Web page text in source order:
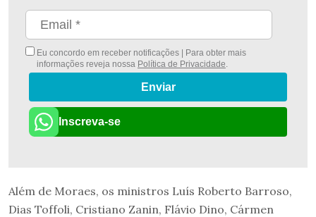
Eu concordo em receber notificações | Para obter mais
informações reveja nossa Política de Privacidade.
Enviar
Inscreva-se
Além de Moraes, os ministros Luís Roberto Barroso,
Dias Toffoli, Cristiano Zanin, Flávio Dino, Cármen